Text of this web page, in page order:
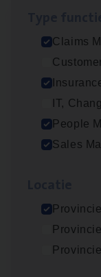
Claims
IT,
People
Sales
Insu­ran­ce
Sales
Antwerpen